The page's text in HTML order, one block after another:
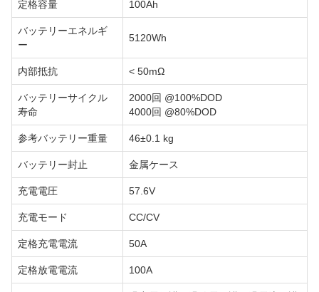
定格容量 100Ah
バッテリーエネルギ
ー
5120Wh
内部抵抗 < 50mΩ
バッテリーサイクル
寿命
2000回 @100%DOD
4000回 @80%DOD
参考バッテリー重量 46±0.1 kg
バッテリー封止 金属ケース
充電電圧 57.6V
充電モード CC/CV
定格充電電流 50A
定格放電電流 100A